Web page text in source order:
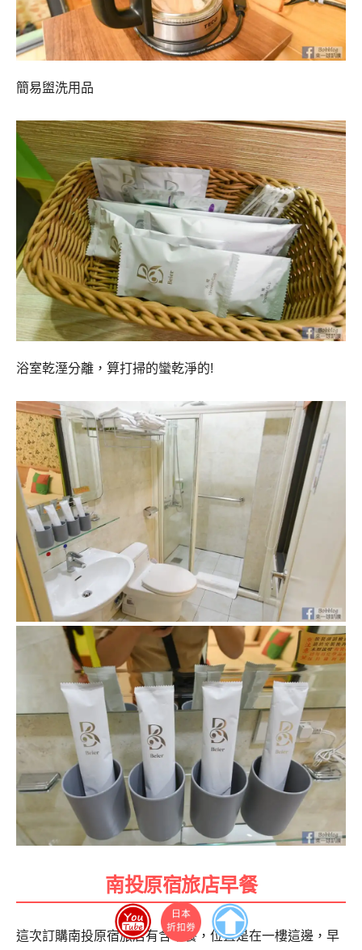
簡易盥洗用品
浴室乾溼分離，算打掃的蠻乾淨的!
南投原宿旅店早餐
這次訂購南投原宿旅店有含早餐，位置是在一樓這邊，早